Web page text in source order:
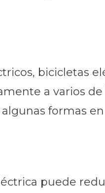
bicicletas
a varios de
formas
puede